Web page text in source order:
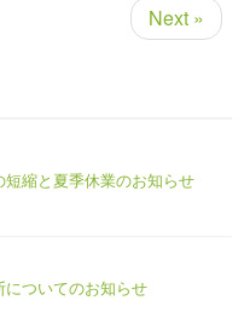
Next »
短縮と夏季休業のお知らせ
ついてのお知らせ